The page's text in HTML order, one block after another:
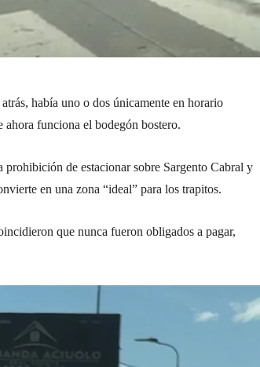
había uno o dos únicamente en horario
funciona el bodegón bostero.
prohibición de estacionar sobre Sargento Cabral y
en una zona “ideal” para los trapitos.
que nunca fueron obligados a pagar,